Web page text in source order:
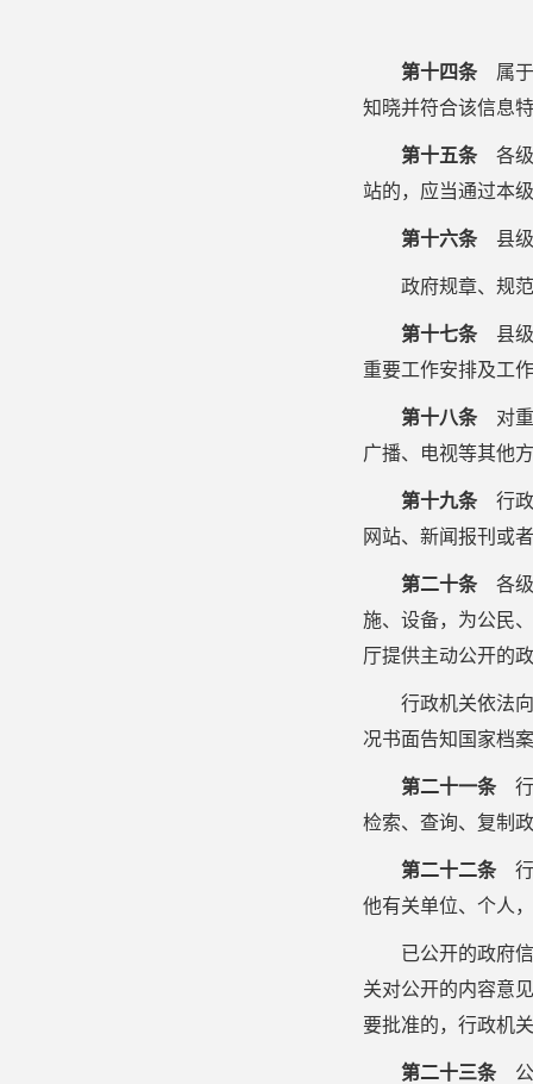
第十四条 属于
知晓并符合该信息
第十五条 各级
站的，应当通过本
第十六条 县级
政府规章、规
第十七条 县级
重要工作安排及工
第十八条 对重
广播、电视等其他
第十九条 行政
网站、新闻报刊或
第二十条 各级
施、设备，为公民
厅提供主动公开的
行政机关依法
况书面告知国家档
第二十一条 行
检索、查询、复制
第二十二条 行
他有关单位、个人
已公开的政府
关对公开的内容意
要批准的，行政机
第二十三条 公